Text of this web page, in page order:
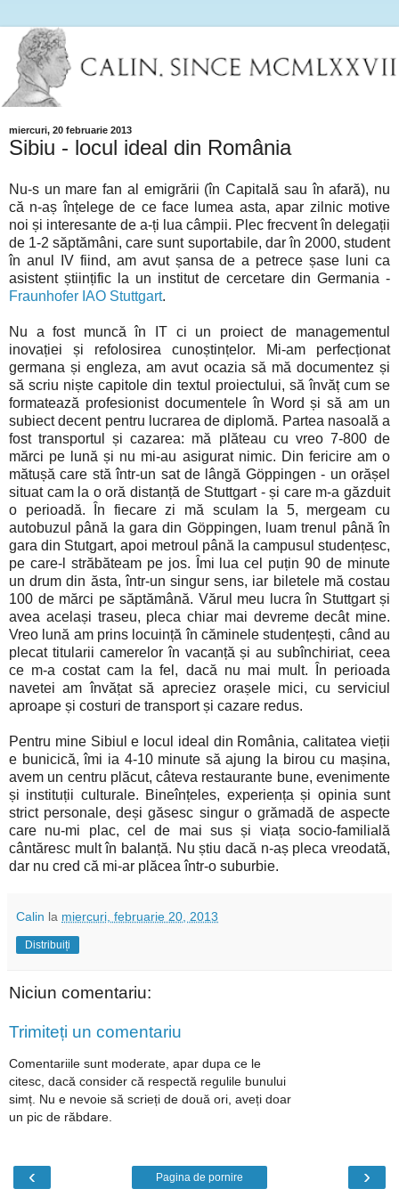
miercuri, 20 februarie 2013
Sibiu - locul ideal din România
Nu-s un mare fan al emigrării (în Capitală sau în afară), nu
că n-aș înțelege de ce face lumea asta, apar zilnic motive
noi și interesante de a-ți lua câmpii. Plec frecvent în delegații
de 1-2 săptămâni, care sunt suportabile, dar în 2000, student
în anul IV fiind, am avut șansa de a petrece șase luni ca
asistent științific la un institut de cercetare din Germania -
Fraunhofer IAO Stuttgart.
Nu a fost muncă în IT ci un proiect de managementul
inovației și refolosirea cunoștințelor. Mi-am perfecționat
germana și engleza, am avut ocazia să mă documentez și
să scriu niște capitole din textul proiectului, să învăț cum se
formatează profesionist documentele în Word și să am un
subiect decent pentru lucrarea de diplomă. Partea nasoală a
fost transportul și cazarea: mă plăteau cu vreo 7-800 de
mărci pe lună și nu mi-au asigurat nimic. Din fericire am o
mătușă care stă într-un sat de lângă Göppingen - un orășel
situat cam la o oră distanță de Stuttgart - și care m-a găzduit
o perioadă. În fiecare zi mă sculam la 5, mergeam cu
autobuzul până la gara din Göppingen, luam trenul până în
gara din Stutgart, apoi metroul până la campusul studențesc,
pe care-l străbăteam pe jos. Îmi lua cel puțin 90 de minute
un drum din ăsta, într-un singur sens, iar biletele mă costau
100 de mărci pe săptămână. Vărul meu lucra în Stuttgart și
avea același traseu, pleca chiar mai devreme decât mine.
Vreo lună am prins locuință în căminele studențești, când au
plecat titularii camerelor în vacanță și au subînchiriat, ceea
ce m-a costat cam la fel, dacă nu mai mult. În perioada
navetei am învățat să apreciez orașele mici, cu serviciul
aproape și costuri de transport și cazare redus.
Pentru mine Sibiul e locul ideal din România, calitatea vieții
e bunicică, îmi ia 4-10 minute să ajung la birou cu mașina,
avem un centru plăcut, câteva restaurante bune, evenimente
și instituții culturale. Bineînțeles, experiența și opinia sunt
strict personale, deși găsesc singur o grămadă de aspecte
care nu-mi plac, cel de mai sus și viața socio-familială
cântăresc mult în balanță. Nu știu dacă n-aș pleca vreodată,
dar nu cred că mi-ar plăcea într-o suburbie.
Calin la miercuri, februarie 20, 2013
Distribuiți
Niciun comentariu:
Trimiteți un comentariu
Comentariile sunt moderate, apar dupa ce le
citesc, dacă consider că respectă regulile bunului
simț. Nu e nevoie să scrieți de două ori, aveți doar
un pic de răbdare.
‹ ›
Pagina de pornire